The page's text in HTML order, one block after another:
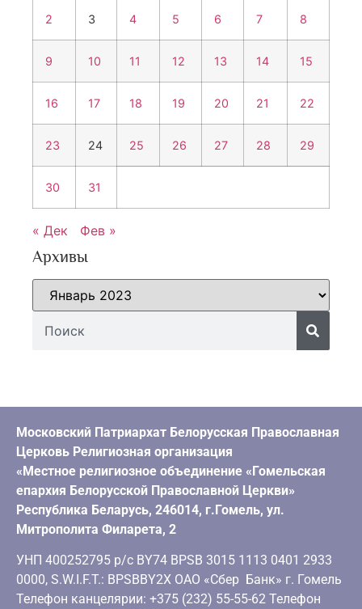
2 3 4 5 6 7 8
9 10 11 12 13 14 15
16 17 18 19 20 21 22
23 24 25 26 27 28 29
30 31
« Дек Фев »
Архивы
Московский Патриархат Белорусская Православная
Церковь Религиозная организация
«Местное религиозное объединение «Гомельская
епархия Белорусской Православной Церкви»
Республика Беларусь, 246014, г.Гомель, ул.
Митрополита Филарета, 2
УНП 400252795 р/с BY74 BPSB 3015 1113 0401 2933
0000, S.W.I.F.T.: BPSBBY2X ОАО «Сбер Банк» г. Гомель
Телефон канцелярии: +375 (232) 55-55-62 Телефон